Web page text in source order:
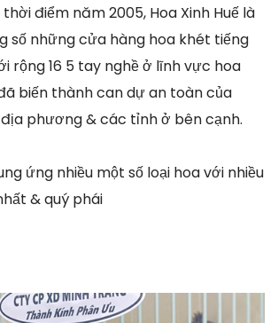
điểm năm 2005, Hoa Xinh Huế là
số những cửa hàng hoa khét tiếng
rộng 16 5 tay nghề ở lĩnh vực hoa
biến thành can dự an toàn của
phương & các tỉnh ở bên cạnh.
ứng nhiều một số loại hoa với nhiều
& quý phái